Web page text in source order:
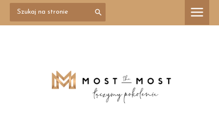
Przejdź
treści
for: